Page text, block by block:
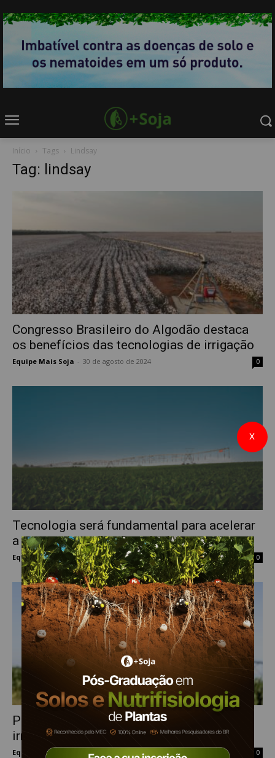
Início Tags Lindsay
Tag: lindsay
Congresso Brasileiro do Algodão destaca
os benefícios das tecnologias de irrigação
Equipe Mais Soja 30 de agosto de 2024 0
Tecnologia será fundamental para acelerar
a retomada no Rio Grande do...
Equipe Mais Soja - 22 de agosto de 2024 0
Próxima geração de gerenciamento da
irrigação de precisão chega ao mercado
Equipe Mais Soja 1 de fevereiro de 2024 0
X